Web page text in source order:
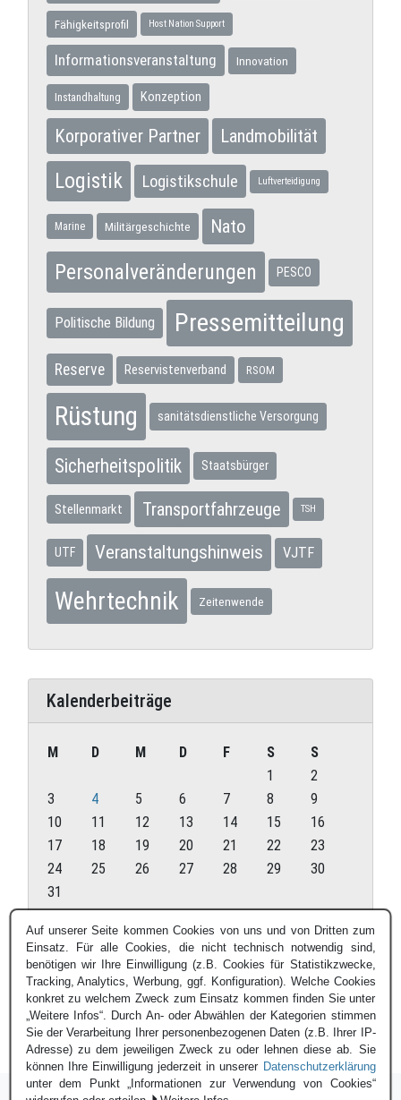
Fähigkeitsprofil Host Nation Support
Informationsveranstaltung Innovation
Instandhaltung Konzeption
Korporativer Partner Landmobilität
Logistik Logistikschule Luftverteidigung
Marine Militärgeschichte Nato
Personalveränderungen PESCO
Politische Bildung Pressemitteilung
Reserve Reservistenverband RSOM
Rüstung sanitätsdienstliche Versorgung
Sicherheitspolitik Staatsbürger
Stellenmarkt Transportfahrzeuge TSH
UTF Veranstaltungshinweis VJTF
Wehrtechnik Zeitenwende
Kalenderbeiträge
August 2026
M D M D F S
S
1
2
3
4 5 6 7 8
9
10
11 12 13 14 15
16
17
18 19 20 21 22
23
24
25 26 27 28 29
30
31
« Juli
Auf unserer Seite kommen Cookies von uns und von Dritten zum
Einsatz. Für alle Cookies, die nicht technisch notwendig sind,
benötigen wir Ihre Einwilligung (z.B. Cookies für Statistikzwecke,
Tracking, Analytics, Werbung, ggf. Konfiguration). Welche Cookies
konkret zu welchem Zweck zum Einsatz kommen finden Sie unter
„Weitere Infos“. Durch An- oder Abwählen der Kategorien stimmen
Sie der Verarbeitung Ihrer personenbezogenen Daten (z.B. Ihrer IP-
Adresse) zu dem jeweiligen Zweck zu oder lehnen diese ab. Sie
können Ihre Einwilligung jederzeit in unserer Datenschutzerklärung
unter dem Punkt „Informationen zur Verwendung von Cookies“